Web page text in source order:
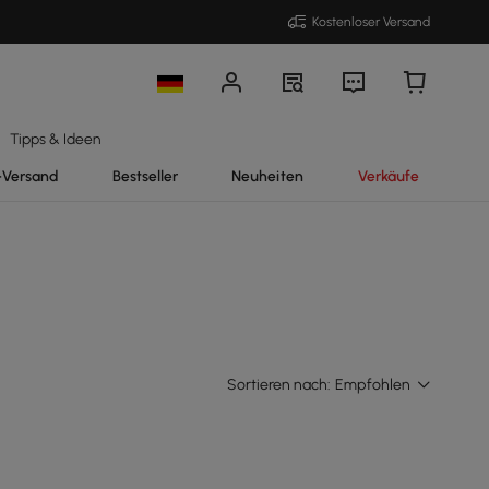
Kostenloser Versand
Tipps & Ideen
Bestseller Neuheiten Verkäufe
Sortieren nach: Empfohlen